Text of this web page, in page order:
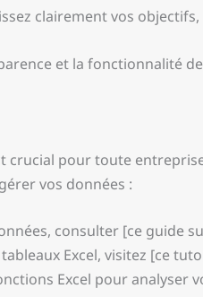
clairement vos
et la fonctionnalité
crucial pour toute
vos données :
consulter [ce guide
Excel, visitez [ce
Excel pour